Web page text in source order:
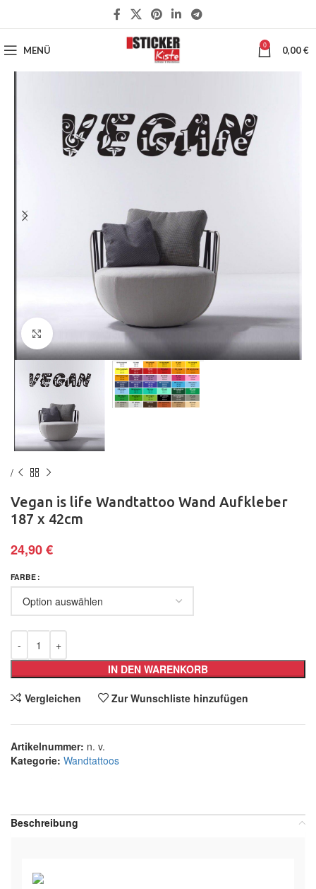
MENÜ 0 0,00€
Klick zum Vergrößern
Vegan is life Wandtattoo Wand Aufkleber
187 x 42cm
24,90€
FARBE
IN DEN WARENKORB
Vergleichen Zur Wunschliste hinzufügen
Artikelnummer: n. v.
Kategorie: Wandtattoos
Beschreibung